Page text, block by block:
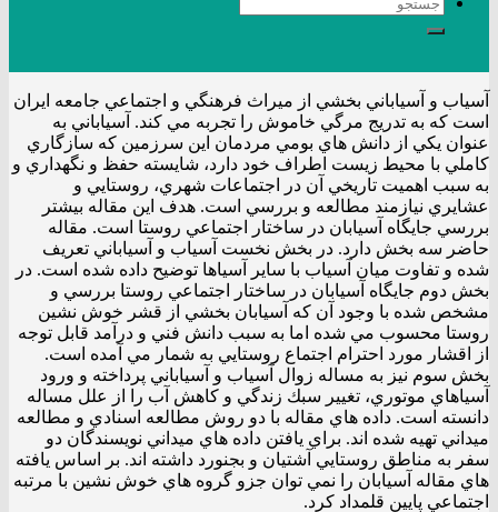
آسياب و آسياباني بخشي از ميراث فرهنگي و اجتماعي جامعه ايران
است كه به تدريج مرگي خاموش را تجربه مي كند. آسياباني به
عنوان يكي از دانش هاي بومي مردمان اين سرزمين كه سازگاري
كاملي با محيط زيست اطراف خود دارد، شايسته حفظ و نگهداري و
به سبب اهميت تاريخي آن در اجتماعات شهري، روستايي و
عشايري نيازمند مطالعه و بررسي است. هدف اين مقاله بيشتر
بررسي جايگاه آسيابان در ساختار اجتماعي روستا است. مقاله
حاضر سه بخش دارد. در بخش نخست آسياب و آسياباني تعريف
شده و تفاوت ميان آسياب با ساير آسياها توضيح داده شده است. در
بخش دوم جايگاه آسيابان در ساختار اجتماعي روستا بررسي و
مشخص شده با وجود آن كه آسيابان بخشي از قشر خوش نشين
روستا محسوب مي شده اما به سبب دانش فني و درآمد قابل توجه
از اقشار مورد احترام اجتماع روستايي به شمار مي آمده است.
بخش سوم نيز به مساله زوال آسياب و آسياباني پرداخته و ورود
آسياهاي موتوري، تغيير سبك زندگي و كاهش آب را از علل مساله
دانسته است. داده هاي مقاله با دو روش مطالعه اسنادي و مطالعه
ميداني تهيه شده اند. براي يافتن داده هاي ميداني نويسندگان دو
سفر به مناطق روستايي آشتيان و بجنورد داشته اند. بر اساس يافته
هاي مقاله آسيابان را نمي توان جزو گروه هاي خوش نشين با مرتبه
اجتماعي پايين قلمداد كرد.